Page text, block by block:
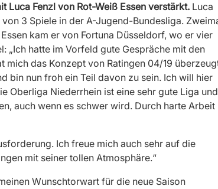
Luca Fenzl von Rot-Weiß Essen verstärkt. Luca
3 Spiele in der A-Jugend-Bundesliga.
kam er von Fortuna Düsseldorf, wo er vier
„Ich hatte im Vorfeld gute Gespräche mit den
mich das Konzept von Ratingen 04/19
bin nun froh ein Teil davon zu sein. Ich will hier
Oberliga Niederrhein ist eine sehr gute Liga und
auch wenn es schwer wird. Durch harte Arbeit
Ich freue mich auch sehr auf die
mit seiner tollen Atmosphäre.“
Wunschtorwart für die neue Saison